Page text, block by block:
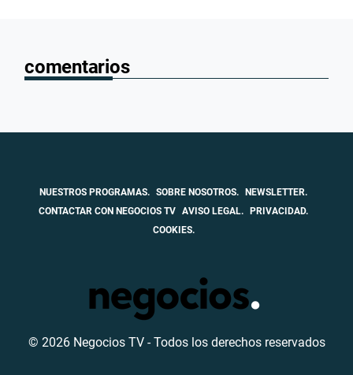
comentarios
NUESTROS PROGRAMAS. SOBRE NOSOTROS. NEWSLETTER.
CONTACTAR CON NEGOCIOS TV AVISO LEGAL. PRIVACIDAD.
COOKIES.
© 2026 Negocios TV - Todos los derechos reservados